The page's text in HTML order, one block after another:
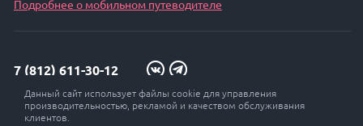
Подробнее о мобильном путеводителе
7 (812) 611-30-12
zakaz@petersburg24.ru
Данный сайт использует файлы cookie для управления
производительностью, рекламой и качеством обслуживания
клиентов.